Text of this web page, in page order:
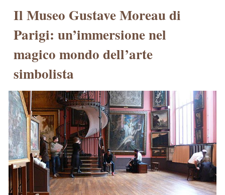
Il Museo Gustave Moreau di
Parigi: un’immersione nel
magico mondo dell’arte
simbolista